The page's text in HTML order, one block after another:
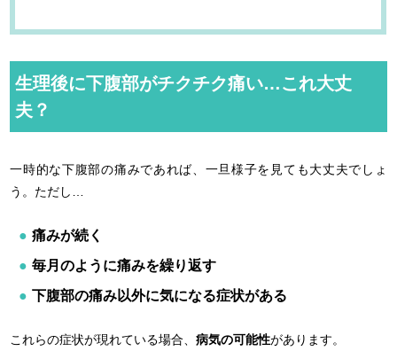
生理後に下腹部がチクチク痛い…これ大丈
夫？
一時的な下腹部の痛みであれば、一旦様子を見ても大丈夫でしょ
う。ただし…
痛みが続く
毎月のように痛みを繰り返す
下腹部の痛み以外に気になる症状がある
これらの症状が現れている場合、病気の可能性があります。